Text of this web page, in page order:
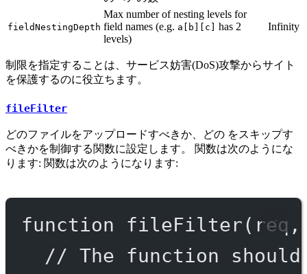
fieldNestingDepth
Max number of nesting levels for
field names (e.g. a[b][c]
has 2
levels)
Infinity
制限を指定することは、サービス妨害(DoS)攻撃からサイト
を保護するのに役立ちます。
fileFilter
どのファイルをアップロードすべきか、どの をスキップす
べきかを制御する関数に設定します。 関数は次のようにな
ります: 関数は次のようになります:
function fileFilter( req
// The function